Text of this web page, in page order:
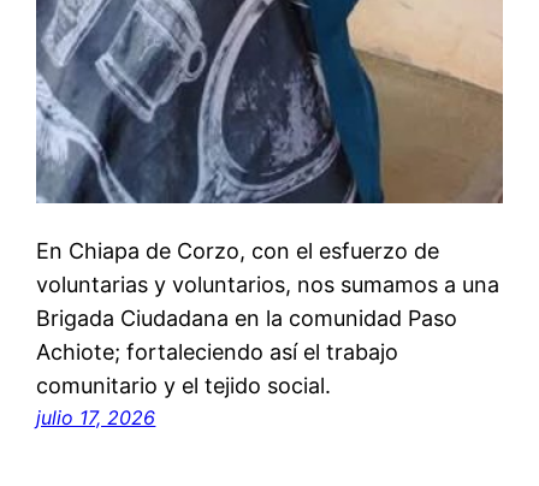
En Chiapa de Corzo, con el esfuerzo de
voluntarias y voluntarios, nos sumamos a una
Brigada Ciudadana en la comunidad Paso
Achiote; fortaleciendo así el trabajo
comunitario y el tejido social.
julio 17, 2026